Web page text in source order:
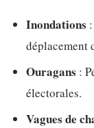
Inondations
déplacement
Ouragans :
électorales.
Vagues de